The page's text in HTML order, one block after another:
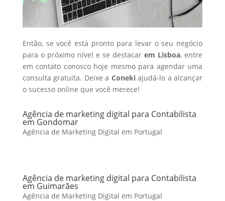
Então, se você está pronto para levar o seu negócio
para o próximo nível e se destacarem Lisboa, entre
em contato conosco hoje mesmo para agendar uma
consulta gratuita. Deixe a Conekiajudá-lo a alcançar
o sucesso online que você merece!
Agência de marketing digital para Contabilista
em Gondomar
Agência de Marketing Digital em Portugal
Agência de marketing digital para Contabilista
em Guimarães
Agência de Marketing Digital em Portugal